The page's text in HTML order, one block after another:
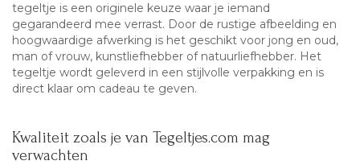
tegeltje is een originele keuze waar je iemand
gegarandeerd mee verrast. Door de rustige afbeelding en
hoogwaardige afwerking is het geschikt voor jong en oud,
man of vrouw, kunstliefhebber of natuurliefhebber. Het
tegeltje wordt geleverd in een stijlvolle verpakking en is
direct klaar om cadeau te geven.
Kwaliteit zoals je van Tegeltjes.com mag
verwachten